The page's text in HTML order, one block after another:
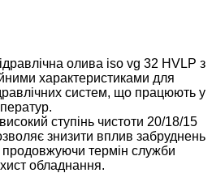
олива iso vg 32 HVLP з
характеристиками для
систем, що працюють у
ступінь чистоти 20/18/15
знизити вплив забруднень
продовжуючи термін служби
обладнання.